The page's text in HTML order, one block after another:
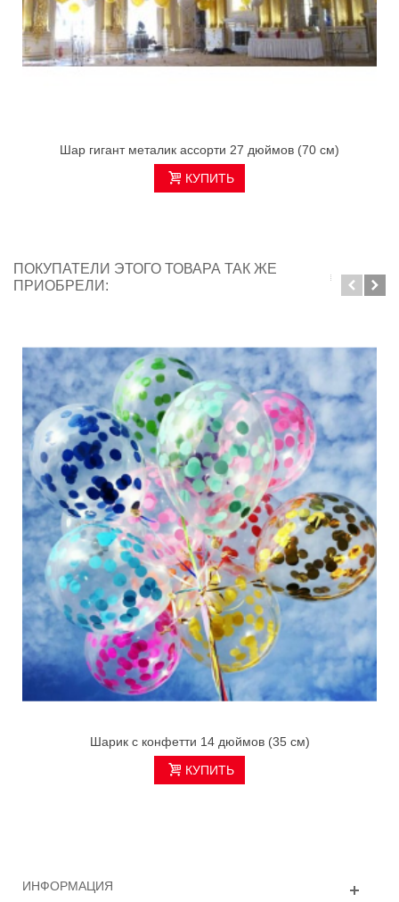
Шар гигант металик ассорти 27 дюймов (70 см)
КУПИТЬ
ПОКУПАТЕЛИ ЭТОГО ТОВАРА ТАК ЖЕ
ПРИОБРЕЛИ:
Шарик с конфетти 14 дюймов (35 см)
КУПИТЬ
ИНФОРМАЦИЯ